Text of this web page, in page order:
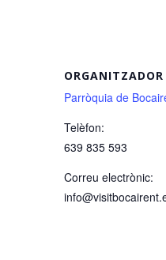
ORGANITZADOR
Parròquia de
Telèfon:
639 835 593
Correu electrònic: